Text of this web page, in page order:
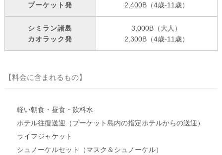
プーケット発
2,400B（4歳-11歳）
シミラン諸島
カオラック発
3,000B（大人）
2,300B（4歳-11歳）
【料金に含まれるもの】
軽い朝食・昼食・飲料水
ホテル往復送迎（プーケット島内の指定ホテルからの送迎）
ライフジャケット
シュノーケルセット（マスク＆シュノーケル）